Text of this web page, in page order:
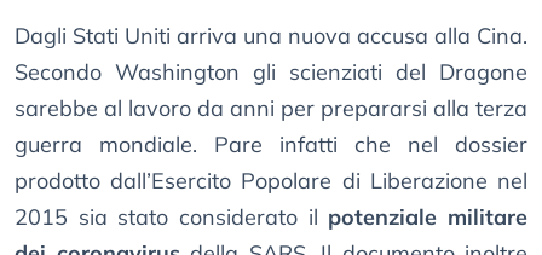
Dagli Stati Uniti arriva una nuova accusa alla Cina.
Secondo Washington gli scienziati del Dragone
sarebbe al lavoro da anni per prepararsi alla terza
guerra mondiale. Pare infatti che nel dossier
prodotto dall’Esercito Popolare di Liberazione nel
2015 sia stato considerato il potenziale militare